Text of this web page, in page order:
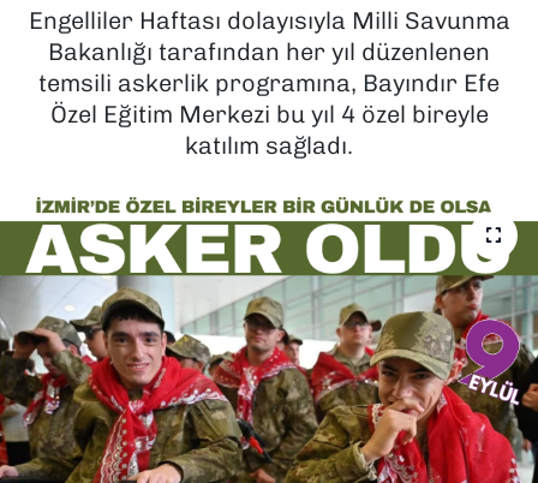
Engelliler Haftası dolayısıyla Milli Savunma
Bakanlığı tarafından her yıl düzenlenen
temsili askerlik programına, Bayındır Efe
Özel Eğitim Merkezi bu yıl 4 özel bireyle
katılım sağladı.
KÜLTÜR SANAT
MAGAZİN
SAĞLIK
SPOR
TEKNOLOJİ
YAŞAM
YEREL YÖNETİMLER
Son Dakika Haberleri
Haber Arşivi